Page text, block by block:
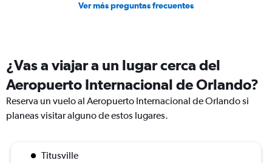
Ver más preguntas frecuentes
¿Vas a viajar a un lugar cerca del
Aeropuerto Internacional de Orlando?
Reserva un vuelo al Aeropuerto Internacional de Orlando si
planeas visitar alguno de estos lugares.
Titusville